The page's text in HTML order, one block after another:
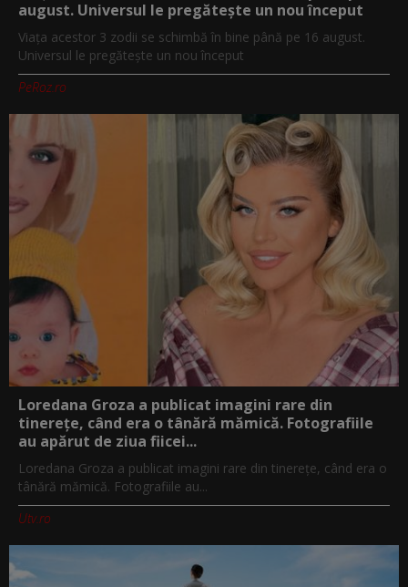
august. Universul le pregătește un nou început
Viața acestor 3 zodii se schimbă în bine până pe 16 august.
Universul le pregătește un nou început
PeRoz.ro
Loredana Groza a publicat imagini rare din
tinerețe, când era o tânără mămică. Fotografiile
au apărut de ziua fiicei...
Loredana Groza a publicat imagini rare din tinerețe, când era o
tânără mămică. Fotografiile au...
Utv.ro